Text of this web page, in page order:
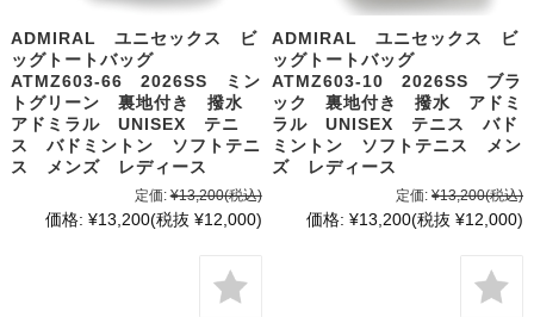
ADMIRAL ユニセックス ビ
ッグトートバッグ
ATMZ603-66 2026SS ミン
トグリーン 裏地付き 撥水
アドミラル UNISEX テニ
ス バドミントン ソフトテニ
ス メンズ レディース
定価: ¥13,200(税込)
価格: ¥13,200(税抜 ¥12,000)
ADMIRAL ユニセックス ビ
ッグトートバッグ
ATMZ603-10 2026SS ブラ
ック 裏地付き 撥水 アドミ
ラル UNISEX テニス バド
ミントン ソフトテニス メン
ズ レディース
定価: ¥13,200(税込)
価格: ¥13,200(税抜 ¥12,000)